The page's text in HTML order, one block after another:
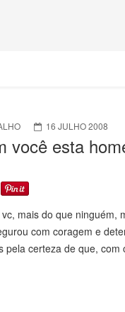
16 JULHO 2008
você esta
mais do que ninguém,
com coragem e
pela certeza de que,